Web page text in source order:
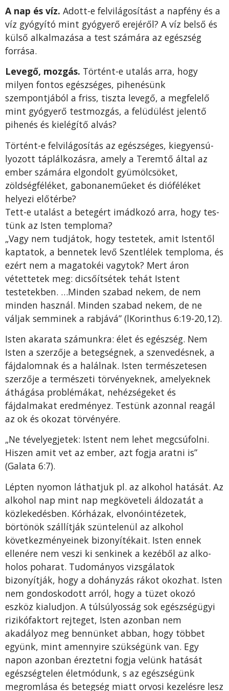
A nap és víz. Adott-e felvilágosítást a napfény és a
víz gyógyító mint gyógyerő erejéről? A víz belső és
külső alkalmazása a test számára az egészség
forrása.
Levegő, mozgás. Történt-e utalás arra, hogy
milyen fontos egészsé­ges, pihenésünk
szempontjából a friss, tiszta levegő, a megfelelő
mint gyógyerő testmozgás, a felüdülést jelentő
pihenés és kielégítő alvás?
Történt-e felvilágosítás az egészséges, kiegyensú­
lyozott táplálkozásra, amely a Teremtő által az
ember szá­mára elgondolt gyümölcsöket,
zöldségféléket, gabonane­műeket és dióféléket
helyezi előtérbe?
Tett-e utalást a betegért imádkozó arra, hogy tes­
tünk az Isten temploma?
„Vagy nem tudjátok, hogy testetek, amit Istentől
kap­tatok, a bennetek levő Szentlélek temploma, és
ezért nem a magatokéi vagytok? Mert áron
vétettetek meg: dicsőítsétek tehát Istent
testetekben. …Minden szabad nekem, de nem
minden használ. Minden szabad nekem, de ne
váljak semminek a rabjává” (lKorinthus 6:19-20,12).
Isten akarata számunkra: élet és egészség. Nem
Isten a szerzője a betegségnek, a szenvedésnek, a
fájdalomnak és a halálnak. Isten természetesen
szerzője a természeti törvényeknek, amelyeknek
áthágása problémákat, nehéz­ségeket és
fájdalmakat eredményez. Testünk azonnal rea­gál
az ok és okozat törvényére.
„Ne tévelyegjetek: Istent nem lehet megcsúfolni.
Hiszen amit vet az ember, azt fogja aratni is”
(Galata 6:7).
Lépten nyomon láthatjuk pl. az alkohol hatását. Az
al­kohol nap mint nap megköveteli áldozatát a
közlekedés­ben. Kórházak, elvonóintézetek,
börtönök szállítják szün­telenül az alkohol
következményeinek bizonyítékait. Isten ennek
ellenére nem veszi ki senkinek a kezéből az alko­
holos poharat. Tudományos vizsgálatok
bizonyítják, hogy a dohányzás rákot okozhat. Isten
nem gondoskodott arról, hogy a tüzet okozó
eszköz kialudjon. A túlsúlyosság sok egészségügyi
rizikófaktort rejteget, Isten azonban nem
akadályoz meg bennünket abban, hogy többet
együnk, mint amennyire szükségünk van. Egy
napon azonban éreztetni fogja velünk hatását
egészségtelen életmódunk, s az egészségünk
megromlása és betegség miatt orvosi kezelésre lesz